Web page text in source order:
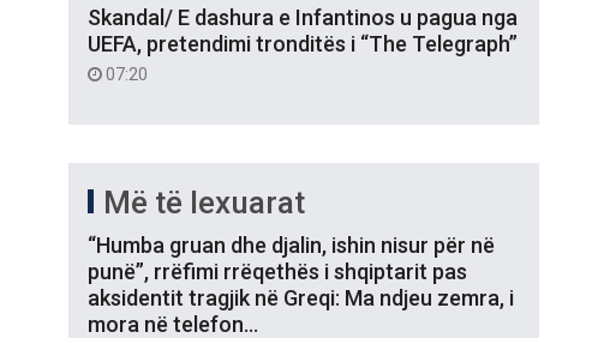
Skandal/ E dashura e Infantinos u pagua nga
UEFA, pretendimi tronditës i “The Telegraph”
07:20
Më të lexuarat
“Humba gruan dhe djalin, ishin nisur për në
punë”, rrëfimi rrëqethës i shqiptarit pas
aksidentit tragjik në Greqi: Ma ndjeu zemra, i
mora në telefon…